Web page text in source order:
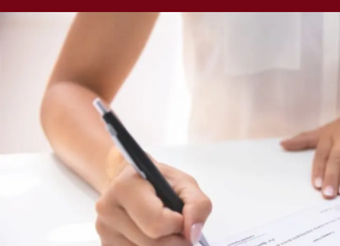
SOCIEDAD